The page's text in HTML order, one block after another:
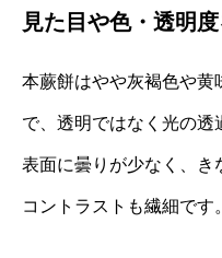
見た目や色・透明
本蕨餅はやや灰褐色や黄
で、透明ではなく光の透
表面に曇りが少なく、き
コントラストも繊細です。